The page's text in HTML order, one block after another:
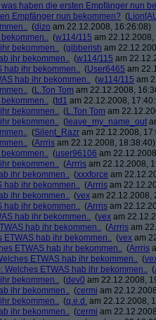
was haben die ersten Empfänger nun
Empfänger nun bekommen? (
(dizo am 22.12.2008, 16:26:08)
(w114/115 am
bekommen.. (gibberish am
ihr bekommen.. (w114/115 am
hab ihr bekommen.. (User6465 am
hab ihr bekommen.. (w114/115 am
(L.Ton Tom am 22.12.2008,
(td1 am 22.12.2008,
bekommen.. (L.Ton Tom am
bekommen.. ( leave_my_name_out
(Silent_Razr am 22.12.2008,
(Arrris am 22.12.2008, 18:38:40)
(user96106 am
bekommen.. (Arrris am 22.12.2008,
ihr bekommen.. (xxxforce am
hab ihr bekommen.. (Arrris am
ihr bekommen.. (vex am 22.12.2008,
hab ihr bekommen.. (Arrris am
hab ihr bekommen.. (vex am
hab ihr bekommen.. (Arrris am
ETWAS hab ihr bekommen.. (vex am
ETWAS hab ihr bekommen.. (Arrris
ETWAS hab ihr bekommen.. (
Welches ETWAS hab ihr bekommen.. (
bekommen.. (dev0 am 22.12.2008,
ihr bekommen.. (cermi am
bekommen.. (q.e.d. am 22.12.2008,
ihr bekommen.. (cermi am